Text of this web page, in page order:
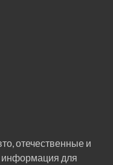
отечественные и
информация для